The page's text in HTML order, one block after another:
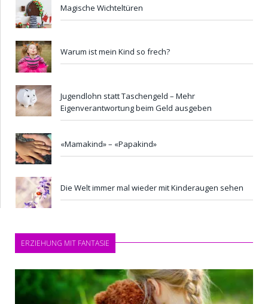
Magische Wichteltüren
Warum ist mein Kind so frech?
Jugendlohn statt Taschengeld – Mehr
Eigenverantwortung beim Geld ausgeben
«Mamakind» – «Papakind»
Die Welt immer mal wieder mit Kinderaugen sehen
ERZIEHUNG MIT FANTASIE